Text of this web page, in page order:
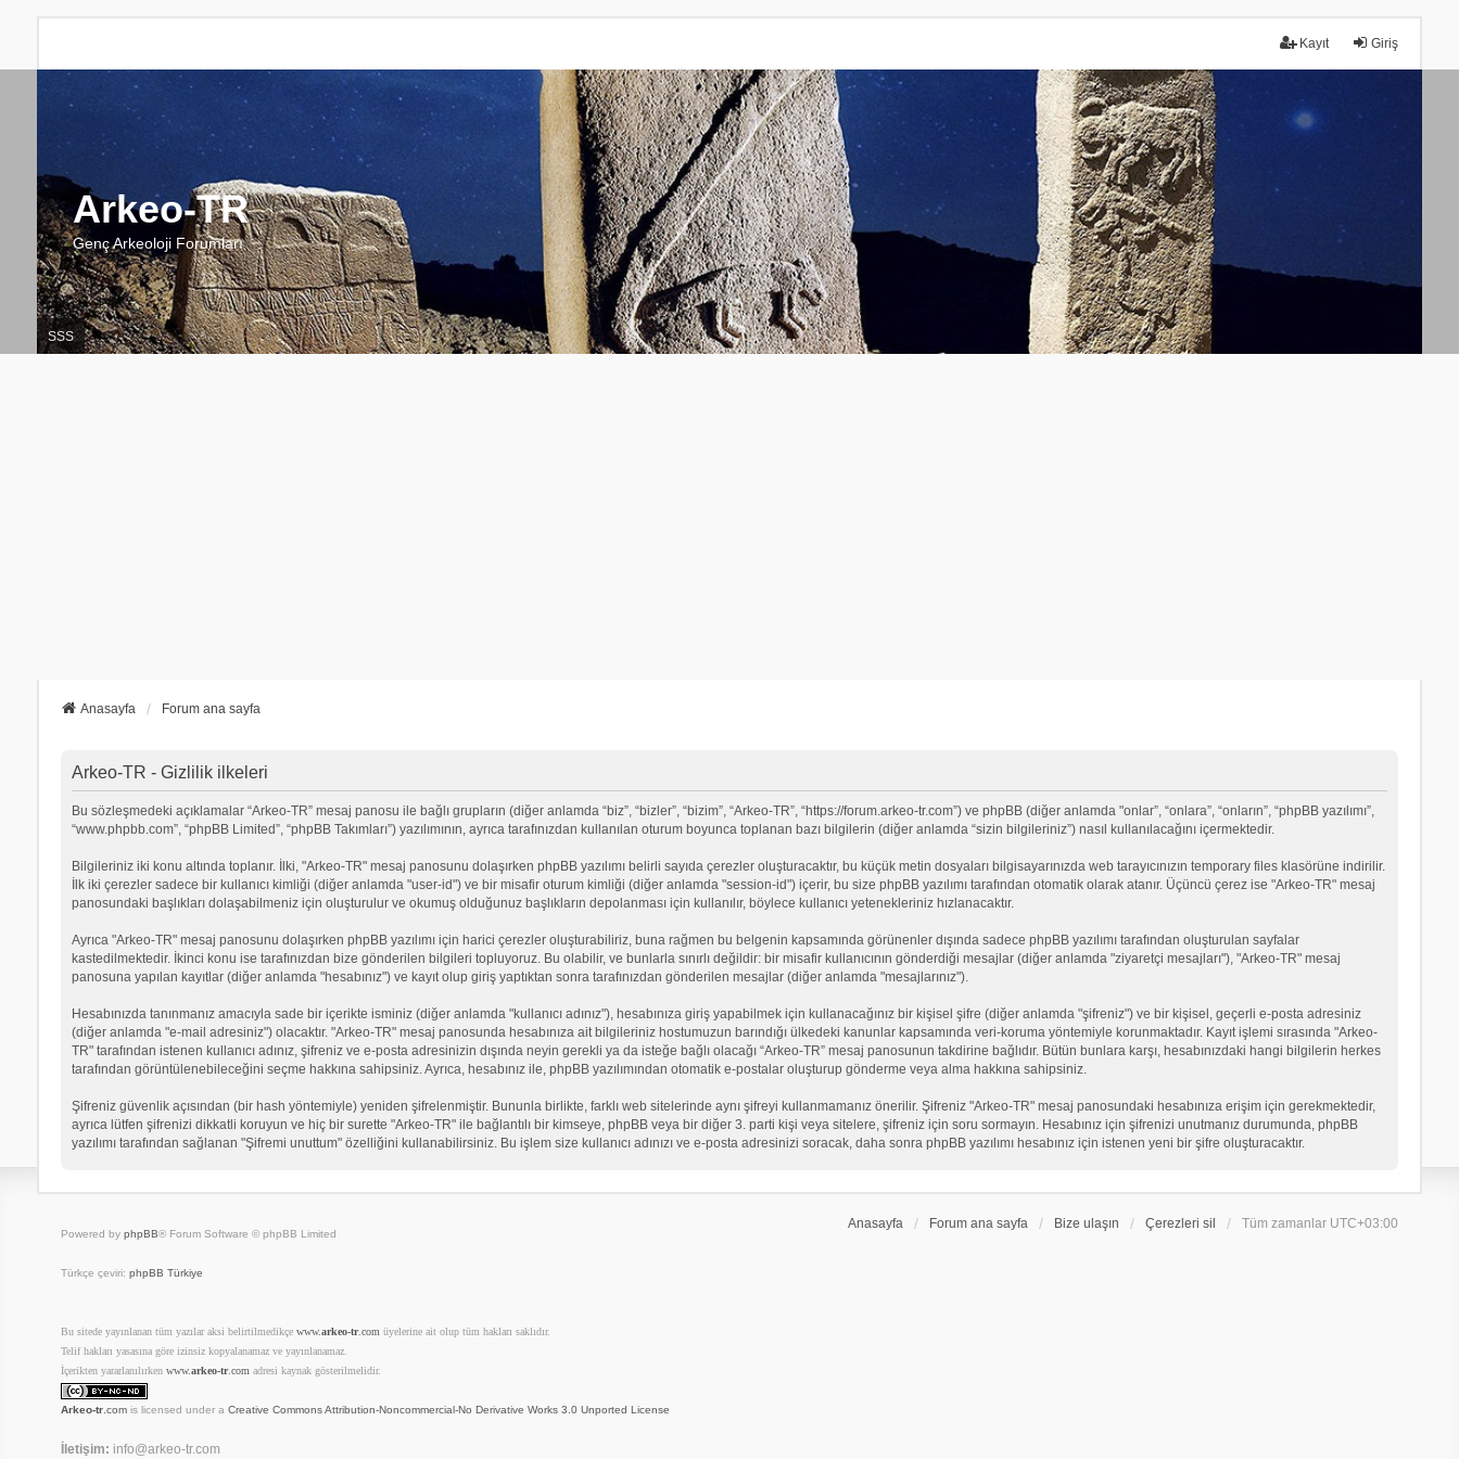
Giriş
Kayıt
Arkeo-TR
Genç Arkeoloji Forumları
SSS
Anasayfa Forum ana sayfa
Arkeo-TR - Gizlilik ilkeleri
Bu sözleşmedeki açıklamalar “Arkeo-TR” mesaj panosu ile bağlı grupların (diğer anlamda “biz”, “bizler”, “bizim”, “Arkeo-TR”, “https://forum.arkeo-tr.com”) ve phpBB (diğer anlamda "onlar”, “onlara”, “onların”, “phpBB yazılımı”,
“www.phpbb.com”, “phpBB Limited”, “phpBB Takımları”) yazılımının, ayrıca tarafınızdan kullanılan oturum boyunca toplanan bazı bilgilerin (diğer anlamda “sizin bilgileriniz”) nasıl kullanılacağını içermektedir.
Bilgileriniz iki konu altında toplanır. İlki, "Arkeo-TR" mesaj panosunu dolaşırken phpBB yazılımı belirli sayıda çerezler oluşturacaktır, bu küçük metin dosyaları bilgisayarınızda web tarayıcınızın temporary files klasörüne indirilir.
İlk iki çerezler sadece bir kullanıcı kimliği (diğer anlamda "user-id") ve bir misafir oturum kimliği (diğer anlamda "session-id") içerir, bu size phpBB yazılımı tarafından otomatik olarak atanır. Üçüncü çerez ise "Arkeo-TR" mesaj
panosundaki başlıkları dolaşabilmeniz için oluşturulur ve okumuş olduğunuz başlıkların depolanması için kullanılır, böylece kullanıcı yetenekleriniz hızlanacaktır.
Ayrıca "Arkeo-TR" mesaj panosunu dolaşırken phpBB yazılımı için harici çerezler oluşturabiliriz, buna rağmen bu belgenin kapsamında görünenler dışında sadece phpBB yazılımı tarafından oluşturulan sayfalar
kastedilmektedir. İkinci konu ise tarafınızdan bize gönderilen bilgileri topluyoruz. Bu olabilir, ve bunlarla sınırlı değildir: bir misafir kullanıcının gönderdiği mesajlar (diğer anlamda "ziyaretçi mesajları"), "Arkeo-TR" mesaj
panosuna yapılan kayıtlar (diğer anlamda "hesabınız") ve kayıt olup giriş yaptıktan sonra tarafınızdan gönderilen mesajlar (diğer anlamda "mesajlarınız").
Hesabınızda tanınmanız amacıyla sade bir içerikte isminiz (diğer anlamda "kullanıcı adınız"), hesabınıza giriş yapabilmek için kullanacağınız bir kişisel şifre (diğer anlamda "şifreniz") ve bir kişisel, geçerli e-posta adresiniz
(diğer anlamda "e-mail adresiniz") olacaktır. "Arkeo-TR" mesaj panosunda hesabınıza ait bilgileriniz hostumuzun barındığı ülkedeki kanunlar kapsamında veri-koruma yöntemiyle korunmaktadır. Kayıt işlemi sırasında "Arkeo-
TR" tarafından istenen kullanıcı adınız, şifreniz ve e-posta adresinizin dışında neyin gerekli ya da isteğe bağlı olacağı “Arkeo-TR” mesaj panosunun takdirine bağlıdır. Bütün bunlara karşı, hesabınızdaki hangi bilgilerin herkes
tarafından görüntülenebileceğini seçme hakkına sahipsiniz. Ayrıca, hesabınız ile, phpBB yazılımından otomatik e-postalar oluşturup gönderme veya alma hakkına sahipsiniz.
Şifreniz güvenlik açısından (bir hash yöntemiyle) yeniden şifrelenmiştir. Bununla birlikte, farklı web sitelerinde aynı şifreyi kullanmamanız önerilir. Şifreniz "Arkeo-TR" mesaj panosundaki hesabınıza erişim için gerekmektedir,
ayrıca lütfen şifrenizi dikkatli koruyun ve hiç bir surette "Arkeo-TR" ile bağlantılı bir kimseye, phpBB veya bir diğer 3. parti kişi veya sitelere, şifreniz için soru sormayın. Hesabınız için şifrenizi unutmanız durumunda, phpBB
yazılımı tarafından sağlanan "Şifremi unuttum" özelliğini kullanabilirsiniz. Bu işlem size kullanıcı adınızı ve e-posta adresinizi soracak, daha sonra phpBB yazılımı hesabınız için istenen yeni bir şifre oluşturacaktır.
Anasayfa Forum ana sayfa Bize ulaşın Çerezleri sil Tüm zamanlar UTC+03:00
Powered by phpBB® Forum Software © phpBB Limited
Türkçe çeviri: phpBB Türkiye
Bu sitede yayınlanan tüm yazılar aksi belirtilmedikçe www.arkeo-tr.com üyelerine ait olup tüm hakları saklıdır.
Telif hakları yasasına göre izinsiz kopyalanamaz ve yayınlanamaz.
İçerikten yararlanılırken www.arkeo-tr.com adresi kaynak gösterilmelidir.
Arkeo-tr.comis licensed under a Creative Commons Attribution-Noncommercial-No Derivative Works 3.0 Unported License
İletişim: info@arkeo-tr.com